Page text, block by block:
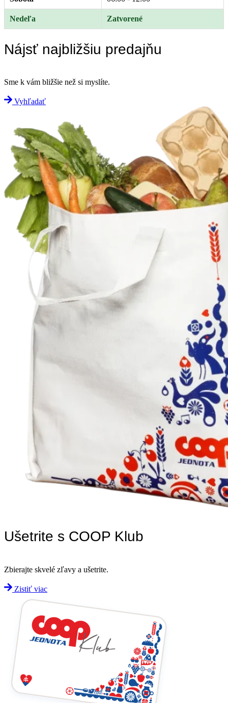
Nedeľa Zatvorené
Nájsť najbližšiu predajňu
Sme k vám bližšie než si myslíte.
Vyhľadať
Ušetrite s COOP Klub
Zbierajte skvelé zľavy a ušetrite.
Zistiť viac